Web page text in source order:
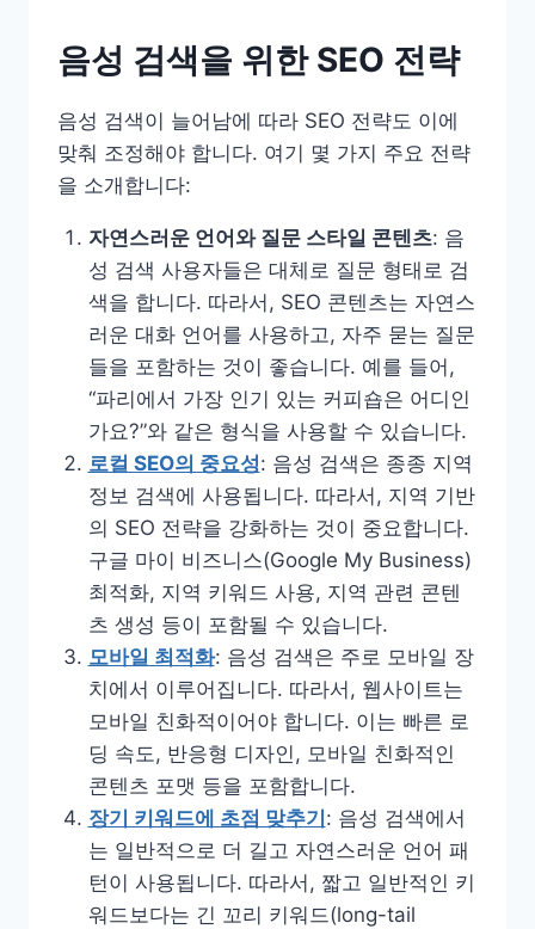
음성 검색을 위한 SEO 전략
음성 검색이 늘어남에 따라 SEO 전략도 이에
맞춰 조정해야 합니다. 여기 몇 가지 주요 전략
을 소개합니다:
자연스러운 언어와 질문 스타일 콘텐츠: 음
성 검색 사용자들은 대체로 질문 형태로 검
색을 합니다. 따라서, SEO 콘텐츠는 자연스
러운 대화 언어를 사용하고, 자주 묻는 질문
들을 포함하는 것이 좋습니다. 예를 들어,
“파리에서 가장 인기 있는 커피숍은 어디인
가요?”와 같은 형식을 사용할 수 있습니다.
로컬 SEO의 중요성: 음성 검색은 종종 지역
정보 검색에 사용됩니다. 따라서, 지역 기반
의 SEO 전략을 강화하는 것이 중요합니다.
구글 마이 비즈니스(Google My Business)
최적화, 지역 키워드 사용, 지역 관련 콘텐
츠 생성 등이 포함될 수 있습니다.
모바일 최적화: 음성 검색은 주로 모바일 장
치에서 이루어집니다. 따라서, 웹사이트는
모바일 친화적이어야 합니다. 이는 빠른 로
딩 속도, 반응형 디자인, 모바일 친화적인
콘텐츠 포맷 등을 포함합니다.
장기 키워드에 초점 맞추기 : 음성 검색에서
는 일반적으로 더 길고 자연스러운 언어 패
턴이 사용됩니다. 따라서, 짧고 일반적인 키
워드보다는 긴 꼬리 키워드(long-tail